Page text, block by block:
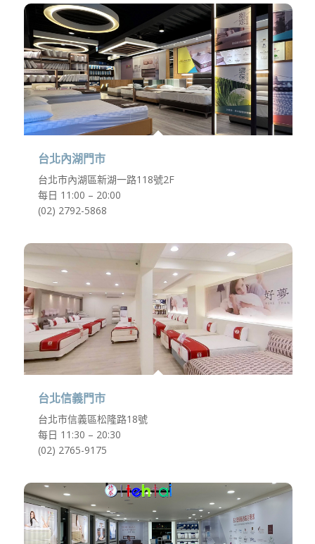
台北內湖門市
台北市內湖區新湖一路118號2F
每日 11:00 – 20:00
(02) 2792-5868
台北信義門市
台北市信義區松隆路18號
每日 11:30 – 20:30
(02) 2765-9175